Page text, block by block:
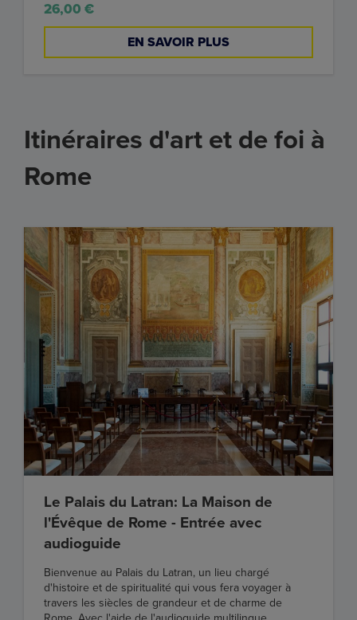
26,00 €
EN SAVOIR PLUS
Itinéraires d'art et de foi à
Rome
Le Palais du Latran: La Maison de
l'Évêque de Rome - Entrée avec
audioguide
Bienvenue au Palais du Latran, un lieu chargé
d'histoire et de spiritualité qui vous fera voyager à
travers les siècles de grandeur et de charme de